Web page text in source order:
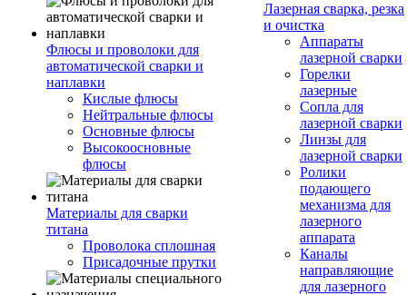
Флюсы и проволоки для
автоматической сварки и
наплавки
Кислые флюсы
Нейтральные флюсы
Основные флюсы
Высокоосновные
флюсы
Материалы для сварки
титана
Проволока сплошная
Присадочные прутки
Лазерная сварка, резка
и очистка
Аппараты
лазерной сварки
Горелки
лазерные
Сопла для
лазерной сварки
Линзы для
лазерной сварки
Ролики
подающего
механизма для
лазерного
аппарата
Каналы
направляющие
для лазерного